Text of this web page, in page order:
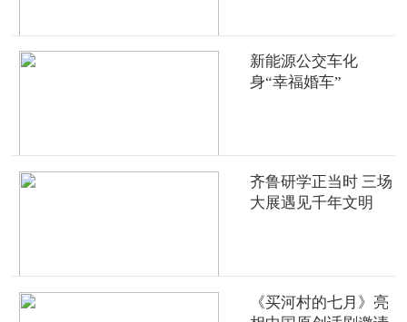
新能源公交车化
身“幸福婚车”
齐鲁研学正当时 三场
大展遇见千年文明
《买河村的七月》亮